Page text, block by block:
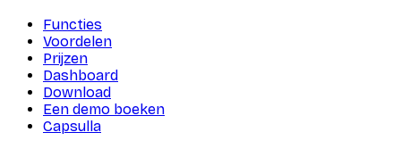
Functies
Voordelen
Prijzen
Dashboard
Download
Een demo boeken
Capsulla